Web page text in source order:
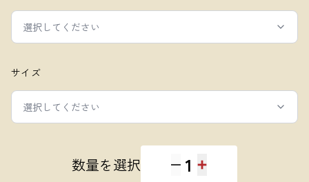
選択してください
サイズ
選択してください
数量を選択 1